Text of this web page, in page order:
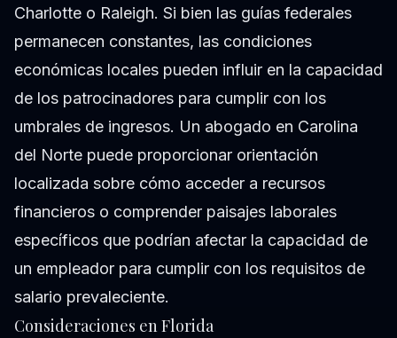
Charlotte o Raleigh. Si bien las guías federales
permanecen constantes, las condiciones
económicas locales pueden influir en la capacidad
de los patrocinadores para cumplir con los
umbrales de ingresos. Un abogado en Carolina
del Norte puede proporcionar orientación
localizada sobre cómo acceder a recursos
financieros o comprender paisajes laborales
específicos que podrían afectar la capacidad de
un empleador para cumplir con los requisitos de
salario prevaleciente.
Consideraciones en Florida